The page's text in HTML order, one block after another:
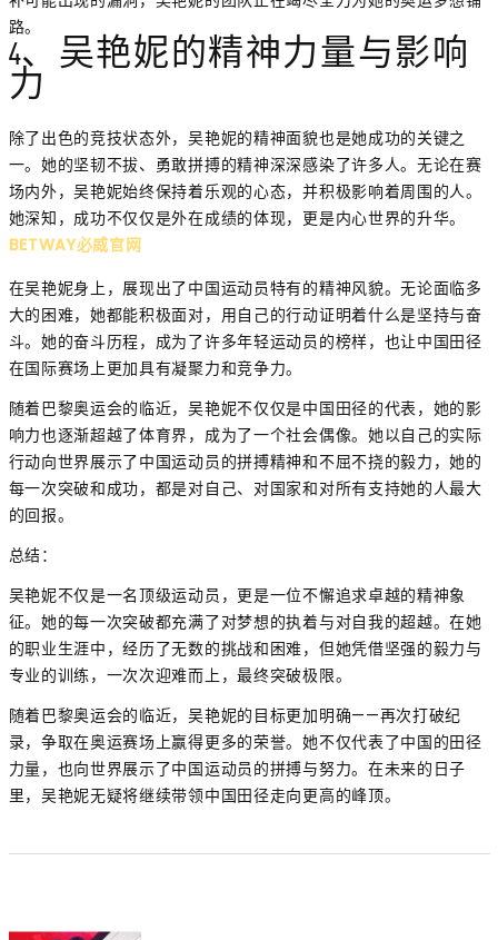
路。
4、吴艳妮的精神力量与影响
力
除了出色的竞技状态外，吴艳妮的精神面貌也是她成功的关键之
一。她的坚韧不拔、勇敢拼搏的精神深深感染了许多人。无论在赛
场内外，吴艳妮始终保持着乐观的心态，并积极影响着周围的人。
她深知，成功不仅仅是外在成绩的体现，更是内心世界的升华。
BETWAY必威官网
在吴艳妮身上，展现出了中国运动员特有的精神风貌。无论面临多
大的困难，她都能积极面对，用自己的行动证明着什么是坚持与奋
斗。她的奋斗历程，成为了许多年轻运动员的榜样，也让中国田径
在国际赛场上更加具有凝聚力和竞争力。
随着巴黎奥运会的临近，吴艳妮不仅仅是中国田径的代表，她的影
响力也逐渐超越了体育界，成为了一个社会偶像。她以自己的实际
行动向世界展示了中国运动员的拼搏精神和不屈不挠的毅力，她的
每一次突破和成功，都是对自己、对国家和对所有支持她的人最大
的回报。
总结：
吴艳妮不仅是一名顶级运动员，更是一位不懈追求卓越的精神象
征。她的每一次突破都充满了对梦想的执着与对自我的超越。在她
的职业生涯中，经历了无数的挑战和困难，但她凭借坚强的毅力与
专业的训练，一次次迎难而上，最终突破极限。
随着巴黎奥运会的临近，吴艳妮的目标更加明确——再次打破纪
录，争取在奥运赛场上赢得更多的荣誉。她不仅代表了中国的田径
力量，也向世界展示了中国运动员的拼搏与努力。在未来的日子
里，吴艳妮无疑将继续带领中国田径走向更高的峰顶。